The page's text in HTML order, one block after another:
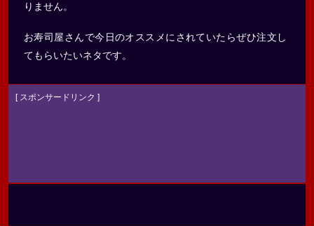
りません。
お寿司屋さんで今日のオススメにされていたらぜひ注文し
てもらいたいネタです。
[ スポンサードリンク ]